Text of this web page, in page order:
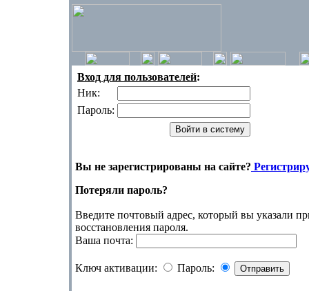
Вход для пользователей:
Ник:
Пароль:
Вы не зарегистрированы на сайте?
Потеряли пароль?
Введите почтовый адрес, который вы указали
восстановления пароля.
Ваша почта:
Ключ активации: Пароль: